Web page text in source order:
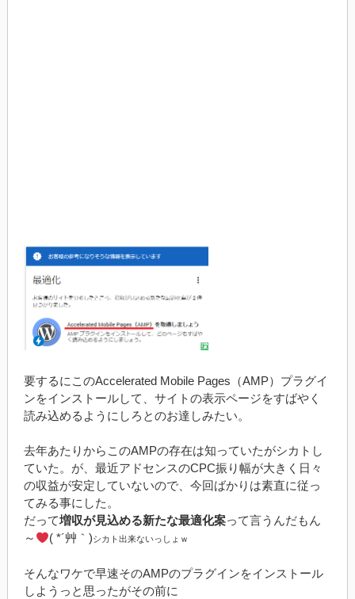
要するにこのAccelerated Mobile Pages（AMP）プラグイ
ンをインストールして、サイトの表示ページをすばやく
読み込めるようにしろとのお達しみたい。
去年あたりからこのAMPの存在は知っていたがシカトし
ていた。が、最近アドセンスのCPC振り幅が大きく日々
の収益が安定していないので、今回ばかりは素直に従っ
てみる事にした。
だって増収が見込める新たな最適化案って言うんだもん
～
( *´艸｀)シカト出来ないっしょｗ
そんなワケで早速そのAMPのプラグインをインストール
しようっと思ったがその前に